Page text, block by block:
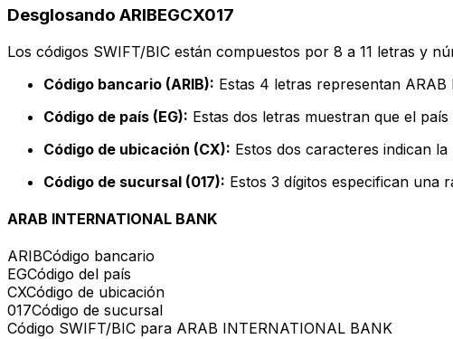
Desglosando ARIBEGCX017
Los códigos SWIFT/BIC están compuestos por 8 a 11 letras y
Código bancario (ARIB): Estas 4 letras representan
Código de país (EG): Estas dos letras muestran que el
Código de ubicación (CX): Estos dos caracteres indican
Código de sucursal (017): Estos 3 dígitos especifican una
ARAB INTERNATIONAL BANK
ARIBCódigo bancario
EGCódigo del país
CXCódigo de ubicación
017Código de sucursal
Código SWIFT/BIC para ARAB INTERNATIONAL BANK